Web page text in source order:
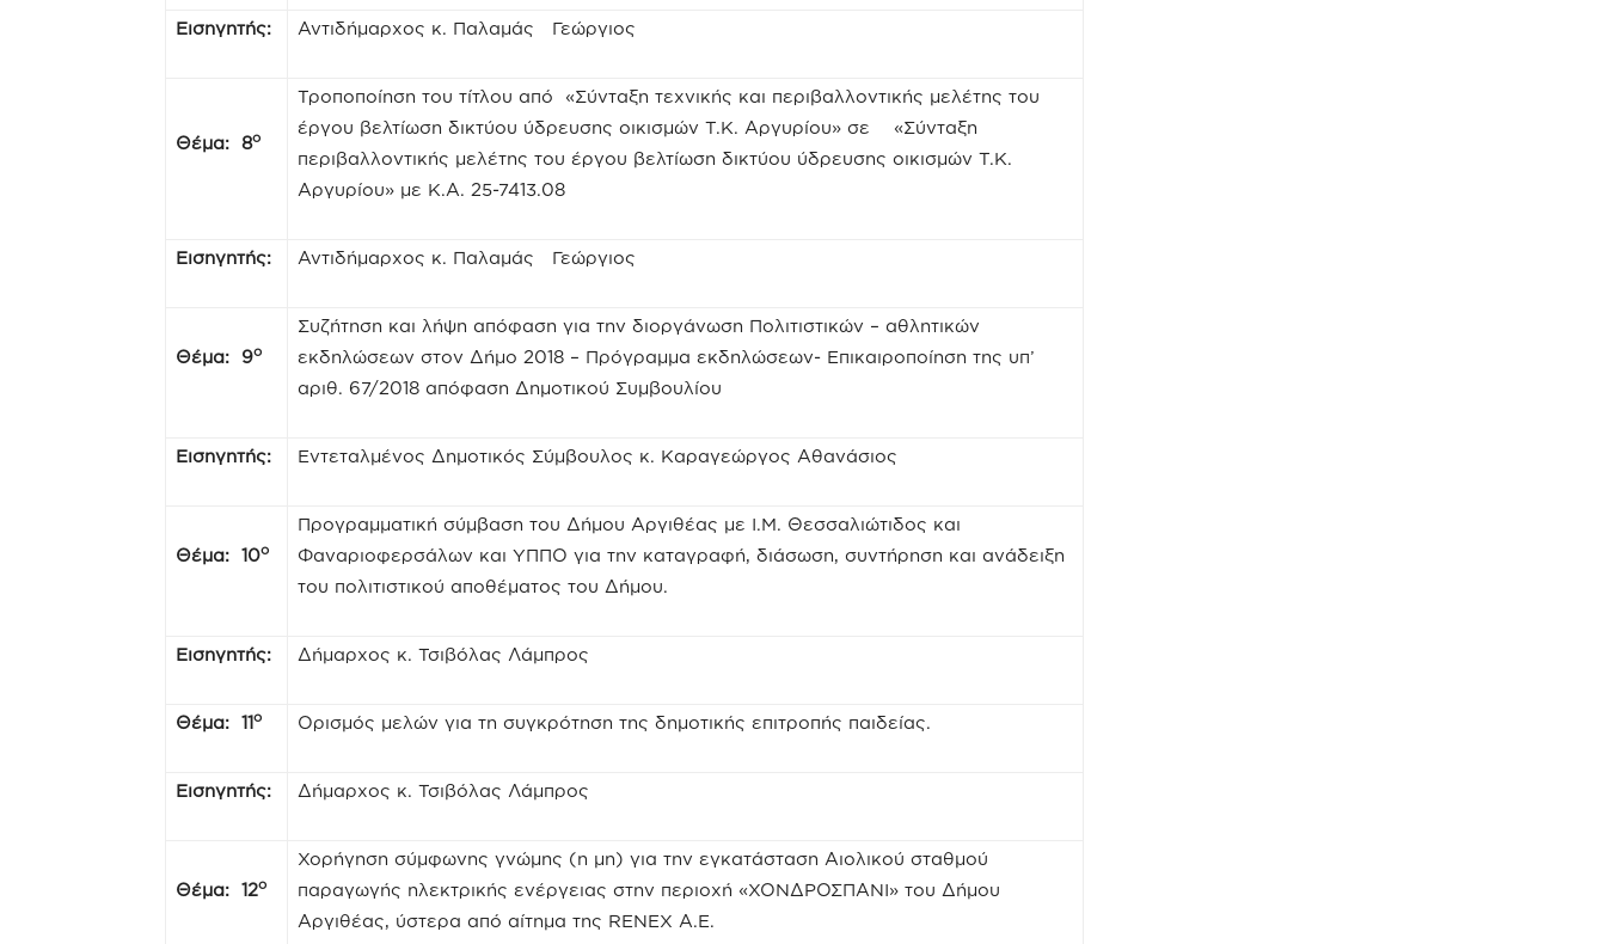
Εισηγητής: Αντιδήμαρχος κ. Παλαμάς Γεώργιος
Θέμα: 8ο
Τροποποίηση του τίτλου από «Σύνταξη τεχνικής και περιβαλλοντικής μελέτης του
έργου βελτίωση δικτύου ύδρευσης οικισμών Τ.Κ. Αργυρίου» σε «Σύνταξη
περιβαλλοντικής μελέτης του έργου βελτίωση δικτύου ύδρευσης οικισμών Τ.Κ.
Αργυρίου» με Κ.Α. 25-7413.08
Εισηγητής: Αντιδήμαρχος κ. Παλαμάς Γεώργιος
Θέμα: 9ο
Συζήτηση και λήψη απόφαση για την διοργάνωση Πολιτιστικών – αθλητικών
εκδηλώσεων στον Δήμο 2018 – Πρόγραμμα εκδηλώσεων- Επικαιροποίηση της υπ’
αριθ. 67/2018 απόφαση Δημοτικού Συμβουλίου
Εισηγητής: Εντεταλμένος Δημοτικός Σύμβουλος κ. Καραγεώργος Αθανάσιος
Θέμα: 10ο
Προγραμματική σύμβαση του Δήμου Αργιθέας με Ι.Μ. Θεσσαλιώτιδος και
Φαναριοφερσάλων και ΥΠΠΟ για την καταγραφή, διάσωση, συντήρηση και ανάδειξη
του πολιτιστικού αποθέματος του Δήμου.
Εισηγητής: Δήμαρχος κ. Τσιβόλας Λάμπρος
Θέμα: 11ο Ορισμός μελών για τη συγκρότηση της δημοτικής επιτροπής παιδείας.
Εισηγητής: Δήμαρχος κ. Τσιβόλας Λάμπρος
Θέμα: 12ο
Χορήγηση σύμφωνης γνώμης (η μη) για την εγκατάσταση Αιολικού σταθμού
παραγωγής ηλεκτρικής ενέργειας στην περιοχή «ΧΟΝΔΡΟΣΠΑΝΙ» του Δήμου
Αργιθέας, ύστερα από αίτημα της RENEX A.E.